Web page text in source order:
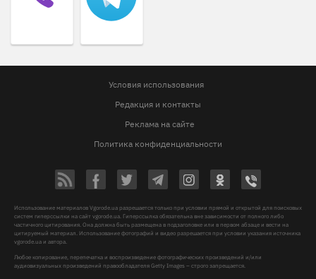
Условия использования
Редакция и контакты
Реклама на сайте
Политика конфиденциальности
Использование материалов Vgorode.ua разрешается только при условии прямой и открытой для поисковых
систем гиперссылки на сайт vgorode.ua. Гиперссылка обязательна вне зависимости от полного либо
частичного цитирования. Она должна быть размещена в подзаголовке или в первом абзаце и вести на
цитируемый материал. Использование фотографий и видео разрешается при условии указания источника
vgorode.ua и автора.
Любое копирование, перепечатка и воспроизведение фотографических произведений и/или
аудиовизуальных произведений правообладателя Getty Images – строго запрещается.